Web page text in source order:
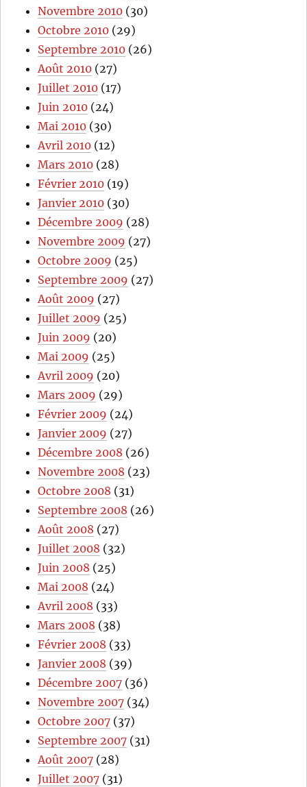
Novembre 2010 (30)
Octobre 2010 (29)
Septembre 2010 (26)
Août 2010 (27)
Juillet 2010 (17)
Juin 2010 (24)
Mai 2010 (30)
Avril 2010 (12)
Mars 2010 (28)
Février 2010 (19)
Janvier 2010 (30)
Décembre 2009 (28)
Novembre 2009 (27)
Octobre 2009 (25)
Septembre 2009 (27)
Août 2009 (27)
Juillet 2009 (25)
Juin 2009 (20)
Mai 2009 (25)
Avril 2009 (20)
Mars 2009 (29)
Février 2009 (24)
Janvier 2009 (27)
Décembre 2008 (26)
Novembre 2008 (23)
Octobre 2008 (31)
Septembre 2008 (26)
Août 2008 (27)
Juillet 2008 (32)
Juin 2008 (25)
Mai 2008 (24)
Avril 2008 (33)
Mars 2008 (38)
Février 2008 (33)
Janvier 2008 (39)
Décembre 2007 (36)
Novembre 2007 (34)
Octobre 2007 (37)
Septembre 2007 (31)
Août 2007 (28)
Juillet 2007 (31)